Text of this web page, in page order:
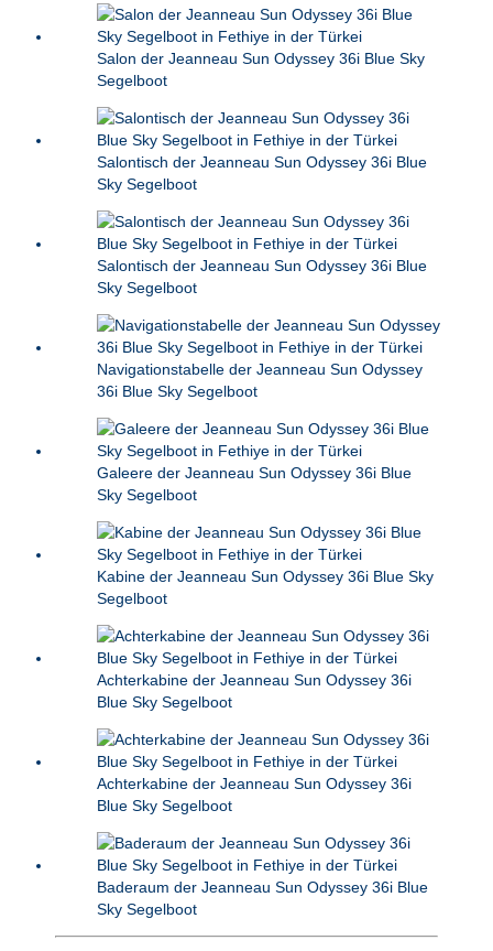
Salon der Jeanneau Sun Odyssey 36i Blue Sky
Segelboot
Salontisch der Jeanneau Sun Odyssey 36i Blue
Sky Segelboot
Salontisch der Jeanneau Sun Odyssey 36i Blue
Sky Segelboot
Navigationstabelle der Jeanneau Sun Odyssey
36i Blue Sky Segelboot
Galeere der Jeanneau Sun Odyssey 36i Blue
Sky Segelboot
Kabine der Jeanneau Sun Odyssey 36i Blue Sky
Segelboot
Achterkabine der Jeanneau Sun Odyssey 36i
Blue Sky Segelboot
Achterkabine der Jeanneau Sun Odyssey 36i
Blue Sky Segelboot
Baderaum der Jeanneau Sun Odyssey 36i Blue
Sky Segelboot